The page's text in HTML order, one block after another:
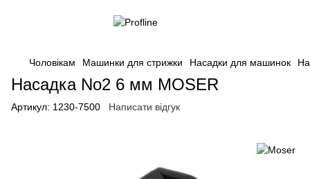
Чоловікам Машинки для стрижки Насадки для машинок
Насадка No2 6 мм MOSER
Артикул: 1230-7500 Написати відгук